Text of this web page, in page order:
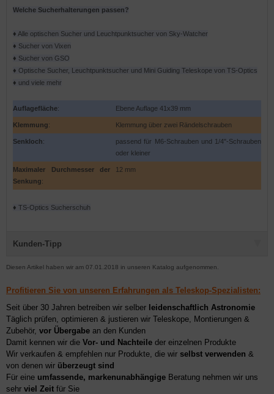
Welche Sucherhalterungen passen?
♦ Alle optischen Sucher und Leuchtpunktsucher von Sky-Watcher
♦ Sucher von Vixen
♦ Sucher von GSO
♦ Optische Sucher, Leuchtpunktsucher und Mini Guiding Teleskope von TS-Optics
♦ und viele mehr
Auflagefläche: Ebene Auflage 41x39 mm
Klemmung: Klemmung über zwei Rändelschrauben
Senkloch:
passend für M6-Schrauben und 1/4"-Schrauben
oder kleiner
Maximaler Durchmesser der
Senkung:
12 mm
♦ TS-Optics Sucherschuh
Kunden-Tipp
Diesen Artikel haben wir am 07.01.2018 in unseren Katalog aufgenommen.
Profitieren Sie von unseren Erfahrungen als Teleskop-Spezialisten:
Seit über 30 Jahren betreiben wir selber leidenschaftlich Astronomie
Täglich prüfen, optimieren & justieren wir Teleskope, Montierungen &
Zubehör, vor Übergabe an den Kunden
Damit kennen wir die Vor- und Nachteile der einzelnen Produkte
Wir verkaufen & empfehlen nur Produkte, die wir selbst verwenden &
von denen wir überzeugt sind
Für eine umfassende, markenunabhängige Beratung nehmen wir uns
sehr viel Zeit für Sie